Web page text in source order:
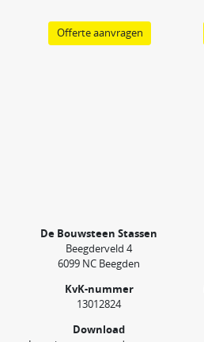
Offerte aanvragen
De Bouwsteen Stassen
Beegderveld 4
6099 NC Beegden
KvK-nummer
13012824
Download